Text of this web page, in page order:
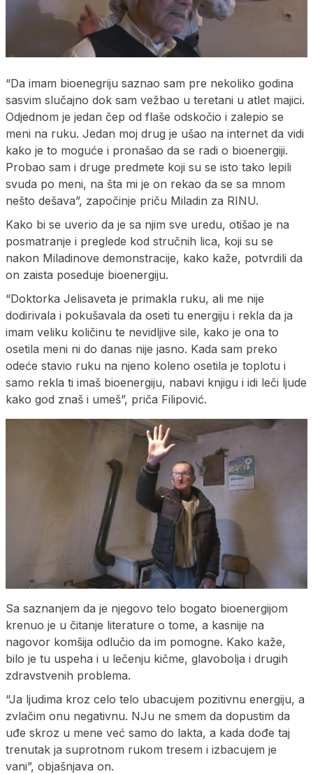
“Da imam bioenegriju saznao sam pre nekoliko godina
sasvim slučajno dok sam vežbao u teretani u atlet majici.
Odjednom je jedan čep od flaše odskočio i zalepio se
meni na ruku. Jedan moj drug je ušao na internet da vidi
kako je to moguće i pronašao da se radi o bioenergiji.
Probao sam i druge predmete koji su se isto tako lepili
svuda po meni, na šta mi je on rekao da se sa mnom
nešto dešava”, započinje priču Miladin za RINU.
Kako bi se uverio da je sa njim sve uredu, otišao je na
posmatranje i preglede kod stručnih lica, koji su se
nakon Miladinove demonstracije, kako kaže, potvrdili da
on zaista poseduje bioenergiju.
“Doktorka Jelisaveta je primakla ruku, ali me nije
dodirivala i pokušavala da oseti tu energiju i rekla da ja
imam veliku količinu te nevidljive sile, kako je ona to
osetila meni ni do danas nije jasno. Kada sam preko
odeće stavio ruku na njeno koleno osetila je toplotu i
samo rekla ti imaš bioenergiju, nabavi knjigu i idi leči ljude
kako god znaš i umeš”, priča Filipović.
Sa saznanjem da je njegovo telo bogato bioenergijom
krenuo je u čitanje literature o tome, a kasnije na
nagovor komšija odlučio da im pomogne. Kako kaže,
bilo je tu uspeha i u lečenju kičme, glavobolja i drugih
zdravstvenih problema.
“Ja ljudima kroz celo telo ubacujem pozitivnu energiju, a
zvlačim onu negativnu. NJu ne smem da dopustim da
uđe skroz u mene već samo do lakta, a kada dođe taj
trenutak ja suprotnom rukom tresem i izbacujem je
vani”, objašnjava on.